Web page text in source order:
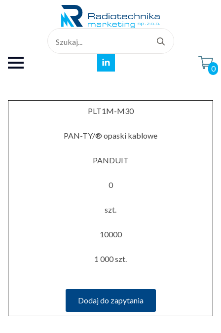
for:
0
PLT1M-M30
PAN-TY/® opaski kablowe
PANDUIT
0
szt.
10000
1 000 szt.
Dodaj do zapytania